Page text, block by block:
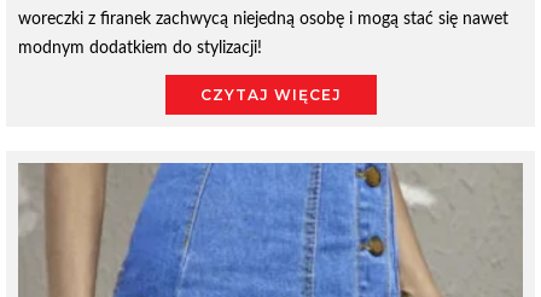
woreczki z firanek zachwycą niejedną osobę i mogą stać się nawet
modnym dodatkiem do stylizacji!
CZYTAJ WIĘCEJ